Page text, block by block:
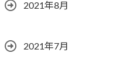
2021年8月
2021年7月